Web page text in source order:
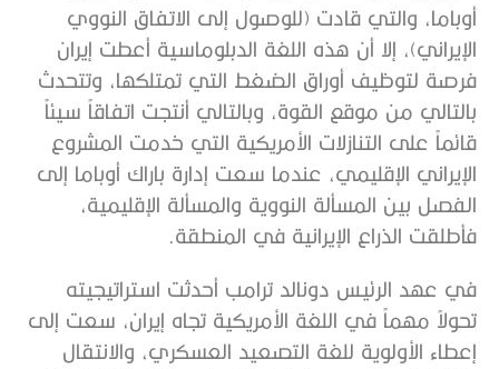
أوباما، والتي قادت (للوصول إلى الاتفاق النووي
الإيراني)، إلا أن هذه اللغة الدبلوماسية أعطت إيران
فرصة لتوظيف أوراق الضغط التي تمتلكها، وتتحدث
بالتالي من موقع القوة، وبالتالي أنتجت اتفاقاً سيئاً
قائماً على التنازلات الأمريكية التي خدمت المشروع
الإيراني الإقليمي، عندما سعت إدارة باراك أوباما إلى
الفصل بين المسألة النووية والمسألة الإقليمية،
فأطلقت الذراع الإيرانية في المنطقة.
في عهد الرئيس دونالد ترامب أحدثت استراتيجيته
تحولاً مهماً في اللغة الأمريكية تجاه إيران، سعت إلى
إعطاء الأولوية للغة التصعيد العسكري، والانتقال